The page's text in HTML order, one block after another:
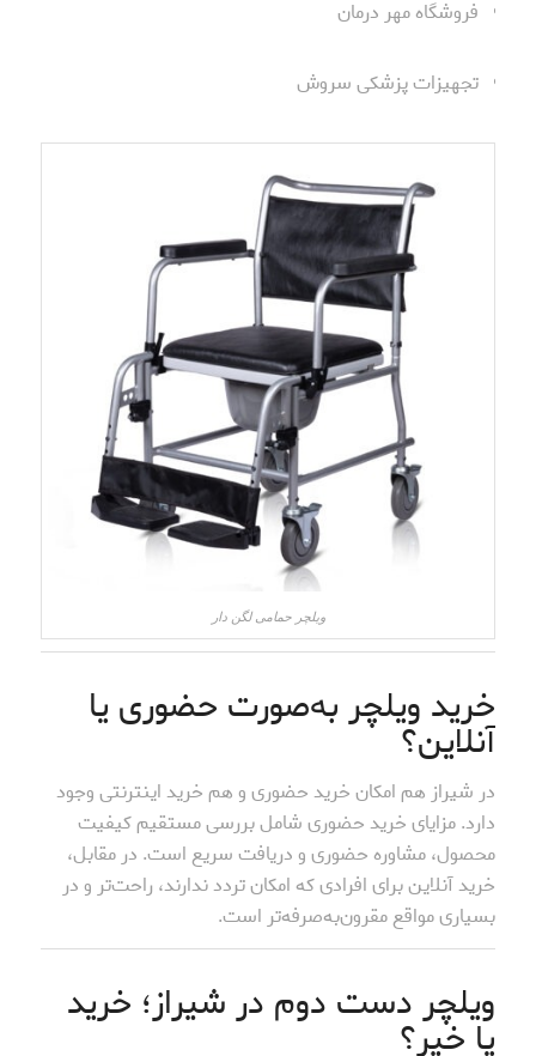
فروشگاه مهر درمان
تجهیزات پزشکی سروش
ویلچر حمامی لگن دار
خرید ویلچر به‌صورت حضوری یا
آنلاین؟
در شیراز هم امکان خرید حضوری و هم خرید اینترنتی وجود
دارد. مزایای خرید حضوری شامل بررسی مستقیم کیفیت
محصول، مشاوره حضوری و دریافت سریع است. در مقابل،
خرید آنلاین برای افرادی که امکان تردد ندارند، راحت‌تر و در
بسیاری مواقع مقرون‌به‌صرفه‌تر است.
ویلچر دست دوم در شیراز؛ خرید
یا خیر؟